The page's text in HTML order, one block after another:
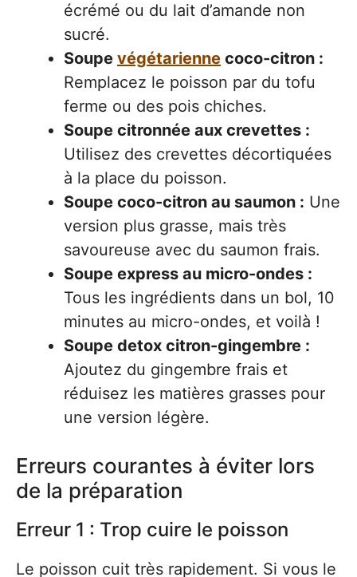
écrémé ou du lait d’amande non
sucré.
Soupe végétarienne coco-citron :
Remplacez le poisson par du tofu
ferme ou des pois chiches.
Soupe citronnée aux crevettes :
Utilisez des crevettes décortiquées
à la place du poisson.
Soupe coco-citron au saumon : Une
version plus grasse, mais très
savoureuse avec du saumon frais.
Soupe express au micro-ondes :
Tous les ingrédients dans un bol, 10
minutes au micro-ondes, et voilà !
Soupe detox citron-gingembre :
Ajoutez du gingembre frais et
réduisez les matières grasses pour
une version légère.
Erreurs courantes à éviter lors
de la préparation
Erreur 1 : Trop cuire le poisson
Le poisson cuit très rapidement. Si vous le